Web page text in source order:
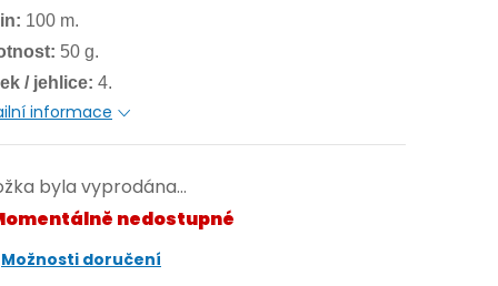
100 m.
50 g.
/ jehlice: 4.
informace
byla vyprodána…
nedostupné
Možnosti doručení